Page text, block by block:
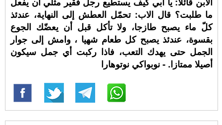
ما طلبت؟ قال الاب: تحمّل العطش إلى النهاية، عندئذ
كلّ ماء يصبح طازجا، ولا تأكل قبل أن يعضّك الجوع
بقسوة، عندئذ يصبح كل طعام شهيا ، وامش إلى جوار
الجمل حتى يهدك التعب، فاذا ركبت أي جمل سيكون
أصيلا ممتازا. - نوبواكي نوتوهارا